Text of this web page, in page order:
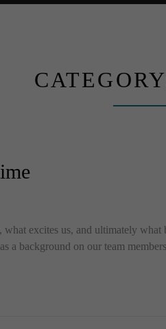
excites us, and ultimately what
a background on our team